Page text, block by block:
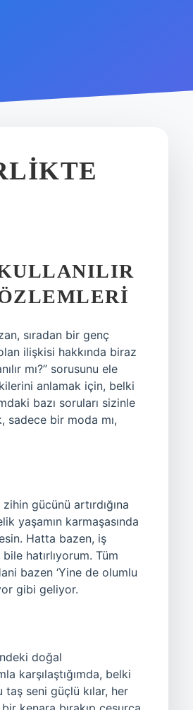
sıradan bir genç
ilişkisi hakkında biraz
mı?” sorusunu ele
anlamak için, belki
bazı soruları sizinle
sadece bir moda mı,
gücünü artırdığına
yaşamın karmaşasında
Hatta bazen, iş
hatırlıyorum. Tüm
bazen ‘Yine de olumlu
gibi geliyor.
doğal
karşılaştığımda, belki
seni güçlü kılar, her